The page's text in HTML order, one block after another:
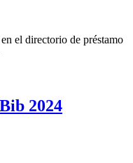
el directorio de préstamo
2024